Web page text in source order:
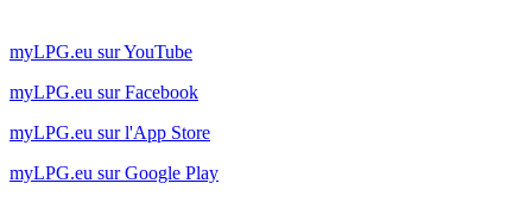
myLPG.eu sur YouTube
myLPG.eu sur Facebook
myLPG.eu sur l'App Store
myLPG.eu sur Google Play